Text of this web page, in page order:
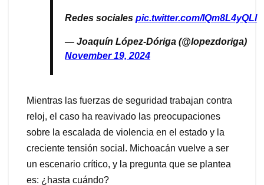
Redes sociales pic.twitter.com/IQm8L4yQLl
— Joaquín López-Dóriga (@lopezdoriga)
November 19, 2024
Mientras las fuerzas de seguridad trabajan contra
reloj, el caso ha reavivado las preocupaciones
sobre la escalada de violencia en el estado y la
creciente tensión social. Michoacán vuelve a ser
un escenario crítico, y la pregunta que se plantea
es: ¿hasta cuándo?